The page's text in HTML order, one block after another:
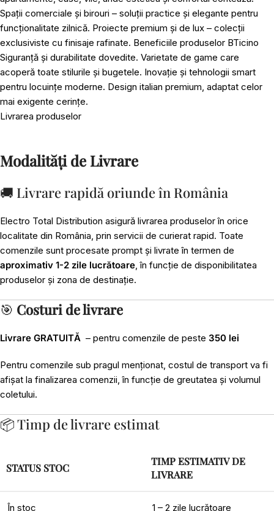
Spații comerciale și birouri – soluții practice și elegante pentru
funcționalitate zilnică. Proiecte premium și de lux – colecții
exclusiviste cu finisaje rafinate. Beneficiile produselor BTicino
Siguranță și durabilitate dovedite. Varietate de game care
acoperă toate stilurile și bugetele. Inovație și tehnologii smart
pentru locuințe moderne. Design italian premium, adaptat celor
mai exigente cerințe.
Livrarea produselor
Modalități de Livrare
🚚 Livrare rapidă oriunde în România
Electro Total Distribution asigură livrarea produselor în orice
localitate din România, prin servicii de curierat rapid. Toate
comenzile sunt procesate prompt și livrate în termen de
aproximativ 1-2 zile lucrătoare, în funcție de disponibilitatea
produselor și zona de destinație.
🎯 Costuri de livrare
Livrare GRATUITĂ – pentru comenzile de peste 350 lei
Pentru comenzile sub pragul menționat, costul de transport va fi
afișat la finalizarea comenzii, în funcție de greutatea și volumul
coletului.
📦 Timp de livrare estimat
STATUS STOC
TIMP ESTIMATIV DE
LIVRARE
În stoc 1 – 2 zile lucrătoare